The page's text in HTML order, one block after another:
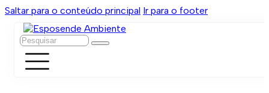
Saltar para o conteúdo principal Ir para o footer
Pesquisar